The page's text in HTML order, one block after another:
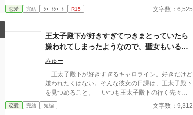
見た彼は以前よりもさらにかっこよく、魅力的になっ
ていた。 ずっと待ってた。 帰ってくるって言った言
ってきた彼からはなんの連絡もない。 それどころか
街中勇者と王女の密やかな恋の話で大盛り上がり。
なんで‥‥どうして？
恋愛 完結 ｼｮｰﾄｼｮｰﾄ R15 文字数：6,525
王太子殿下が好きすぎてつきまとっていたら
嫌われてしまったようなので、聖女もいるこ
とだし悪役令嬢の私は退散することにしまし
みゅー
王太子殿下が好きすぎるキャロライン。好きだけど
嫌われたくはない。そんな彼女の日課は、王太子殿下
を見つめること。 いつも王太子殿下の行く先々に
出没して王太子殿下を見つめていたが、ついにそんな
生活が終わるときが来る。 聖女が現れたのだ。そ
恋愛 完結 短編 文字数：9,312